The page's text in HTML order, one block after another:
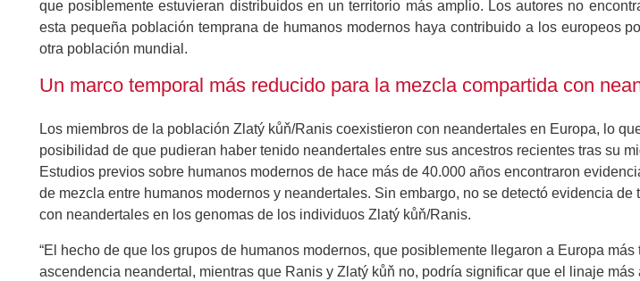
que posiblemente estuvieran distribuidos en un territorio más amplio. Los autores no
esta pequeña población temprana de humanos modernos haya contribuido a los europeos
otra población mundial.
Un marco temporal más reducido para la mezcla compartida con
Los miembros de la población Zlatý kůň/Ranis coexistieron con neandertales en Europa, lo
posibilidad de que pudieran haber tenido neandertales entre sus ancestros recientes tras su
Estudios previos sobre humanos modernos de hace más de 40.000 años encontraron
de mezcla entre humanos modernos y neandertales. Sin embargo, no se detectó evidencia de
con neandertales en los genomas de los individuos Zlatý kůň/Ranis.
“El hecho de que los grupos de humanos modernos, que posiblemente llegaron a Europa más
ascendencia neandertal, mientras que Ranis y Zlatý kůň no, podría significar que el linaje más